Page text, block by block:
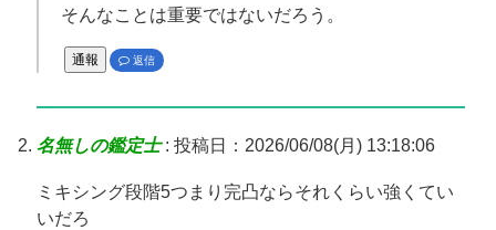
そんなことは重要ではないだろう。
通報 返信
名無しの鑑定士: 投稿日：2026/06/08(月) 13:18:06
ミキシング段階5つまり完凸ならそれくらい強くてい
いだろ